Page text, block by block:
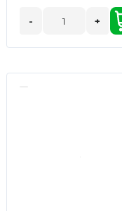
- +